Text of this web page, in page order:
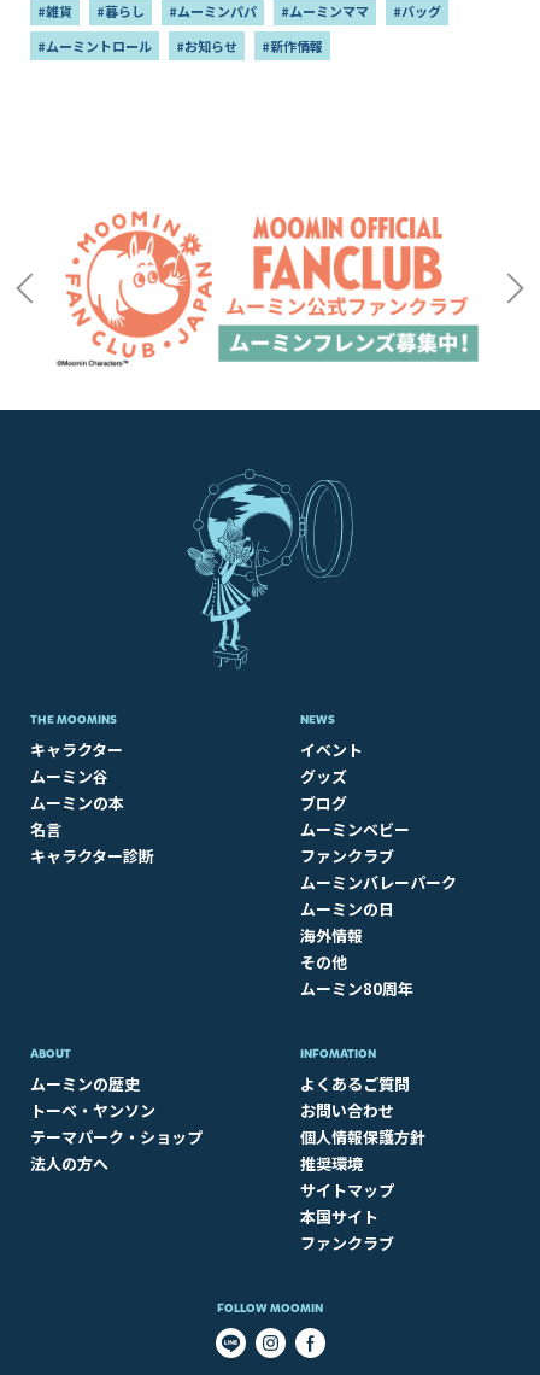
#雑貨
#暮らし #ムーミンパパ #ムーミンママ
#バッグ
#ムーミントロール
#お知らせ #新作情報
THE MOOMINS
キャラクター
ムーミン谷
ムーミンの本
名言
キャラクター診断
NEWS
イベント
グッズ
ブログ
ムーミンベビー
ファンクラブ
ムーミンバレーパーク
ムーミンの日
海外情報
その他
ムーミン80周年
ABOUT​
ムーミンの歴史
トーベ・ヤンソン
テーマパーク・ショップ
法人の方へ
INFOMATION
よくあるご質問
お問い合わせ
個人情報保護方針
推奨環境
サイトマップ
本国サイト
ファンクラブ
FOLLOW MOOMIN